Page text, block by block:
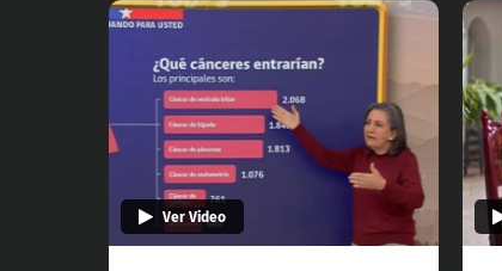
Ver Video